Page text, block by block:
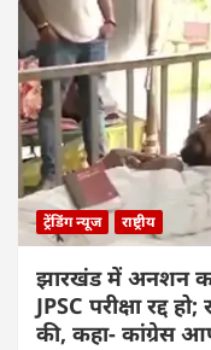
ट्रेंडिंग न्यूज राष्ट्रीय
झारखंड में अनशन कर
JPSC परीक्षा रद्द
की, कहा- कांग्रेस